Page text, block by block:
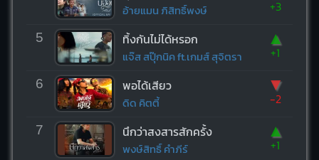
อ้ายแมน ภิสิทธิ์พงษ์ +3
5 ทิ้งกันไม่ได้หรอก
แจ๊ส สปุ๊กนิค ft.เกมส์ สุจิตรา
▲
+1
6 พอได้เสียว
ดิด คิตตี้
▼
-2
7 นึกว่าสงสารสักครั้ง
พงษ์สิทธิ์ คำภีร์
▲
+1